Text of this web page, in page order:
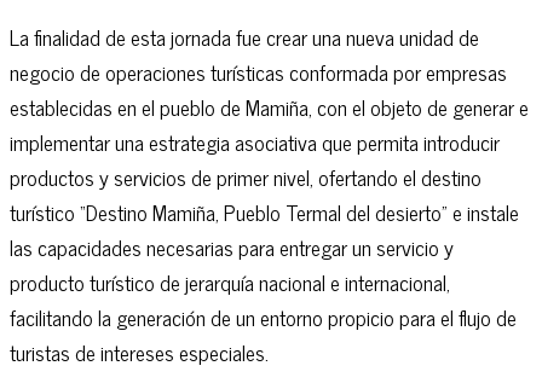
La finalidad de esta jornada fue crear una nueva unidad de
negocio de operaciones turísticas conformada por empresas
establecidas en el pueblo de Mamiña, con el objeto de generar e
implementar una estrategia asociativa que permita introducir
productos y servicios de primer nivel, ofertando el destino
turístico “Destino Mamiña, Pueblo Termal del desierto” e instale
las capacidades necesarias para entregar un servicio y
producto turístico de jerarquía nacional e internacional,
facilitando la generación de un entorno propicio para el flujo de
turistas de intereses especiales.